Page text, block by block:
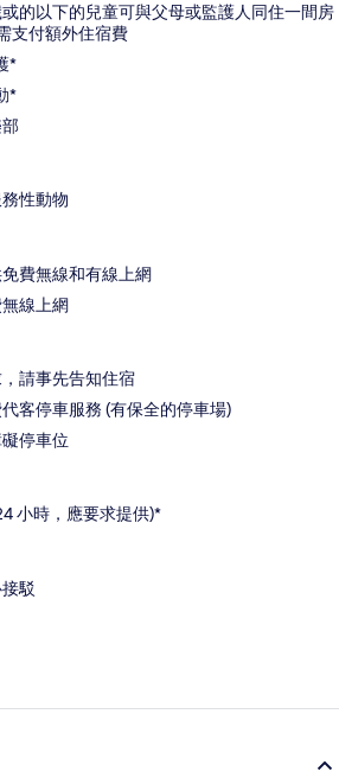
的以下的兒童可與父母或監護人同住一間房
支付額外住宿費
*
*
性動物
費無線和有線上網
線上網
請事先告知住宿
客停車服務 (有保全的停車場)
停車位
小時，應要求提供)*
駁